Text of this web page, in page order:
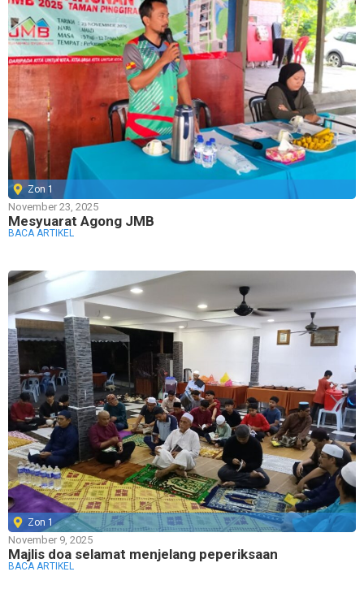
Zon 1
November 23, 2025
Mesyuarat Agong JMB
BACA ARTIKEL
Zon 1
November 9, 2025
Majlis doa selamat menjelang peperiksaan
BACA ARTIKEL